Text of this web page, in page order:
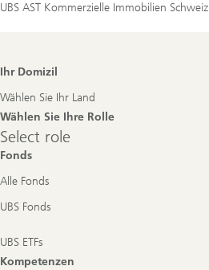
UBS AST Kommerzielle Immobilien Schweiz
Footer
Ihr Domizil
Wählen Sie Ihr Land
Wählen Sie Ihre Rolle
Select
role
Select role
Fonds
Alle Fonds
UBS Fonds
UBS ETFs
Kompetenzen